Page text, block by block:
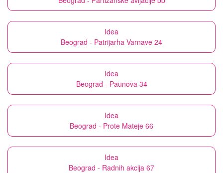
Idea
Beograd - Patrijarha Varnave 24
Idea
Beograd - Paunova 34
Idea
Beograd - Prote Mateje 66
Idea
Beograd - Radnih akcija 67